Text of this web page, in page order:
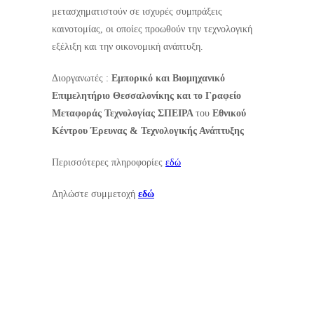
μετασχηματιστούν σε ισχυρές συμπράξεις
καινοτομίας, οι οποίες προωθούν την τεχνολογική
εξέλιξη και την οικονομική ανάπτυξη.
Διοργανωτές : Εμπορικό και Βιομηχανικό
Επιμελητήριο Θεσσαλονίκης και το Γραφείο
Μεταφοράς Τεχνολογίας ΣΠΕΙΡΑ του Εθνικού
Κέντρου Έρευνας & Τεχνολογικής Ανάπτυξης
Περισσότερες πληροφορίες εδώ
Δηλώστε συμμετοχή εδώ